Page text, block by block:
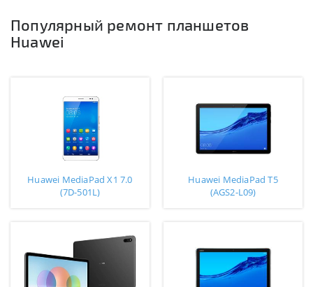
Популярный ремонт планшетов
Huawei
Huawei MediaPad X1 7.0
(7D-501L)
Huawei MediaPad T5
(AGS2-L09)